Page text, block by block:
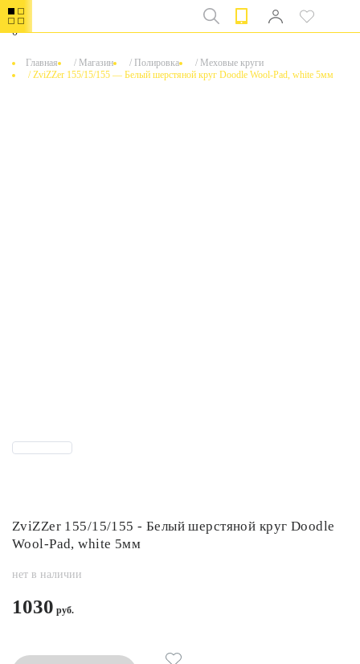
0
Главная / Магазин / Полировка / Меховые круги
/ZviZZer 155/15/155 — Белый шерстяной круг Doodle Wool-Pad, white 5мм
ZviZZer 155/15/155 - Белый шерстяной круг Doodle
Wool-Pad, white 5мм
нет в наличии
1030